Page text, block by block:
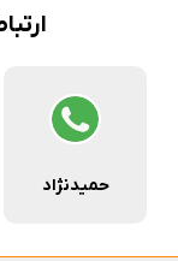
حمیدنژاد